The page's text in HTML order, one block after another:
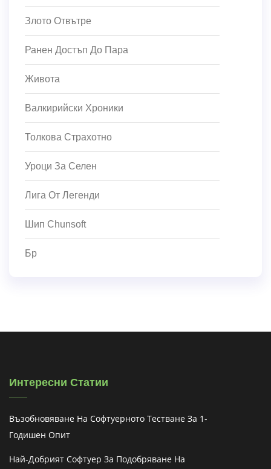
Злото Отвътре
Ранен Достъп До Пара
Живота
Валкирийски Хроники
Толкова Страхотно
Уроци За Селен
Лига От Легенди
Шип Chunsoft
Бр
Интересни Статии
Възобновяване На Софтуерното Тестване За 1-
Годишен Опит
Най-Добрият Софтуер За Подобряване На